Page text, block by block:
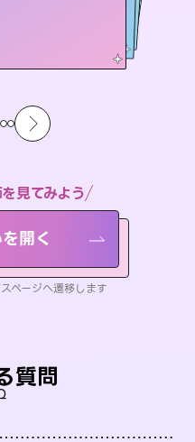
見てみよう
開く
ページへ遷移します
質問